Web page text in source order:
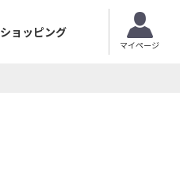
ショッピング
マイページ